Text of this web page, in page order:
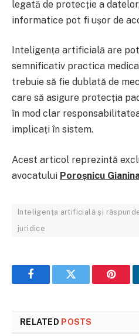
legată de protecție a
informatice pot fi ușor de
Inteligența artificială are
semnificativ practica
trebuie să fie dublată de
care să asigure protecția
în mod clar
implicați în sistem.
Acest articol reprezintă
avocatului Poroșnicu
Inteligența artificială și
juridice
FacebookTwitter
RELATED POSTS